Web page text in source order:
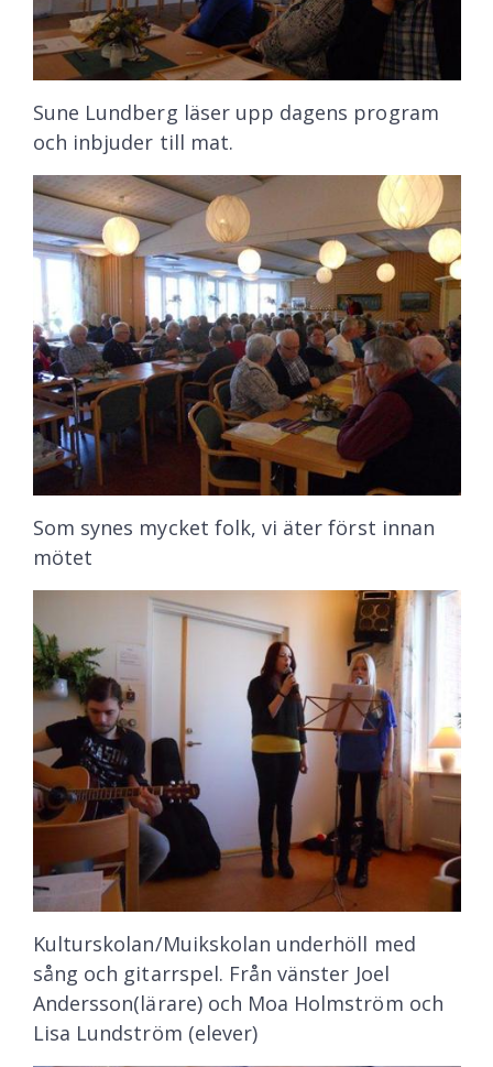
Sune Lundberg läser upp dagens program
och inbjuder till mat.
Som synes mycket folk, vi äter först innan
mötet
Kulturskolan/Muikskolan underhöll med
sång och gitarrspel. Från vänster Joel
Andersson(lärare) och Moa Holmström och
Lisa Lundström (elever)